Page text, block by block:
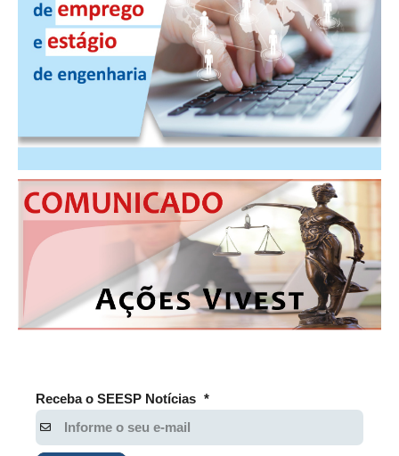
ATUALIZAÇÃO CADASTRAL
NÚCLEO JOVEM
Receba o SEESP Notícias *